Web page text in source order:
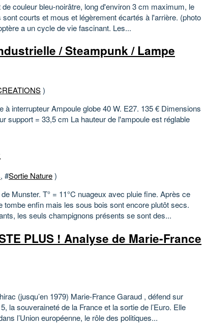
couleur bleu-noirâtre, long d'environ 3 cm maximum, le
courts et mous et légèrement écartés à l'arrière. (photo
a un cycle de vie fascinant. Les...
/ Steampunk / Lampe
)
à interrupteur Ampoule globe 40 W. E27. 135 € Dimensions
support = 33,5 cm La hauteur de l'ampoule est réglable
, #Sortie Nature)
Munster. T° = 11°C nuageux avec pluie fine. Après ce
tombe enfin mais les sous bois sont encore plutôt secs.
les seuls champignons présents se sont des...
PLUS ! Analyse de Marie-France
(jusqu’en 1979) Marie-France Garaud , défend sur
la souveraineté de la France et la sortie de l’Euro. Elle
l’Union européenne, le rôle des politiques...